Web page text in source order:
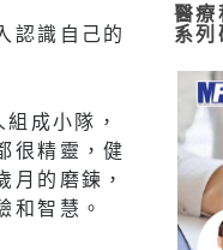
認識自己的
成小隊，
很精靈，健
月的磨鍊，
和智慧。
醫療
系列